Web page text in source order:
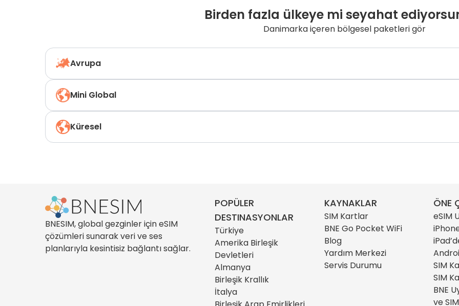
Birden fazla ülkeye mi seyahat
Danimarka içeren bölgesel paketleri gör
Avrupa
Mini Global
Küresel
BNESIM, global gezginler için eSIM
çözümleri sunarak veri ve ses
planlarıyla kesintisiz bağlantı sağlar.
POPÜLER
DESTINASYONLAR
Türkiye
Amerika Birleşik
Devletleri
Almanya
Birleşik Krallık
İtalya
KAYNAKLAR
SIM Kartlar
BNE Go Pocket WiFi
Blog
Yardım Merkezi
Servis Durumu
ÖNE
eSIM
SIM
SIM
BNE
ve